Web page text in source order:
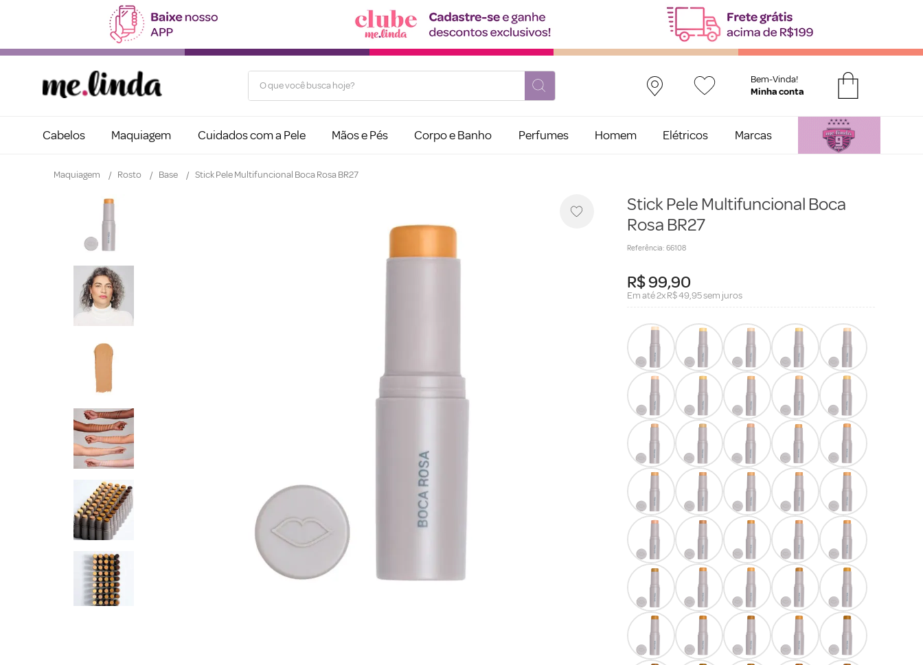
O que você busca hoje? Bem-Vinda!
Cabelos Maquiagem Cuidados com a Pele Mãos e Pés Corpo e Banho Perfumes Homem Elétricos Marcas
Maquiagem Rosto Base Stick Pele Multifuncional Boca Rosa BR27
Stick Pele Multifuncional Boca
Rosa BR27
Referência: 66108
R$99,90
Em até2xR$49,95sem juros